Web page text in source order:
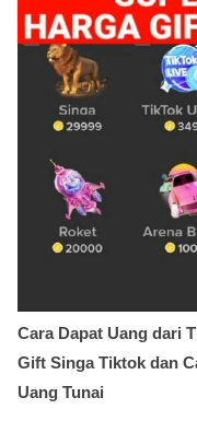
Cara Dapat Uang dari
Gift Singa Tiktok dan
Uang Tunai